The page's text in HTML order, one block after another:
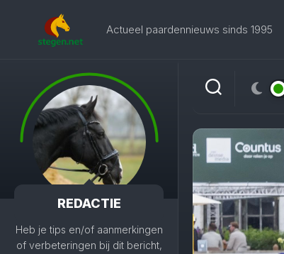
Actueel paardennieuws sinds 1995
REDACTIE
Heb je tips en/of aanmerkingen
of verbeteringen bij dit bericht,